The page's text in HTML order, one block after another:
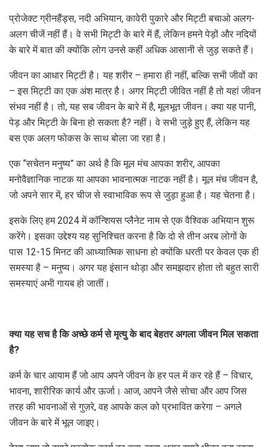
प्रोजेक्ट ग्रीनहैंड्स, नदी अभियान, कावेरी पुकारे और मिट्टी बचाओ अलग-
अलग चीजें नहीं हैं। वे सभी मिट्टी के बारे में हैं, लेकिन हमने पेड़ों और नदियों
के बारे में बात की क्योंकि लोग उनसे कहीं अधिक आसानी से जुड़ सकते हैं।
जीवन का आधार मिट्टी है। यह शरीर – हमारा ही नहीं, बल्कि सभी जीवों का
– इस मिट्टी का एक अंश मात्र है। अगर मिट्टी जीवित नहीं है तो यहां जीवन
संभव नहीं है। तो, यह सब जीवन के बारे में है, मूलभूत जीवन। क्या यह पानी,
पेड़ और मिट्टी के बिना हो सकता है? नहीं। वे सभी जुड़े हुए हैं, लेकिन यह
बस एक अलग फोकस के साथ बोला जा रहा है।
एक “सचेतन मनुष्य” का अर्थ है कि मूल मंच आपका शरीर, आपका
मनोवैज्ञानिक नाटक या आपका भावनात्मक नाटक नहीं है। मूल मंच जीवन है,
जो अपने सार में, हर चीज से स्वाभाविक रूप से जुड़ा हुआ है। यह चेतना है।
इसके लिए हम 2024 में कॉन्शियस प्लैनेट नाम से एक वैश्विक अभियान शुरू
करेंगे। इसका उद्देश्य यह सुनिश्चित करना है कि दो से तीन अरब लोगों के
पास 12-15 मिनट की आध्यात्मिक साधना हो क्योंकि धरती पर केवल एक ही
समस्या है – मनुष्य। अगर यह इंसान थोड़ा और समझदार होता तो बहुत सारी
समस्याएं अभी गायब हो जातीं।
क्या यह सच है कि अच्छे कर्म से मृत्यु के बाद बेहतर अगला जीवन मिल सकता
है?
कर्म के चार आयाम हैं जो आप अपने जीवन के हर पल में कर रहे हैं – विचार,
भावना, शारीरिक कार्य और ऊर्जा। आज, आपने जैसे सोचा और आप जिस
तरह की भावनाओं से गुज़रे, वह आपके कल को प्रभावित करेगा – अगले
जीवन के बारे में भूल जाइए।